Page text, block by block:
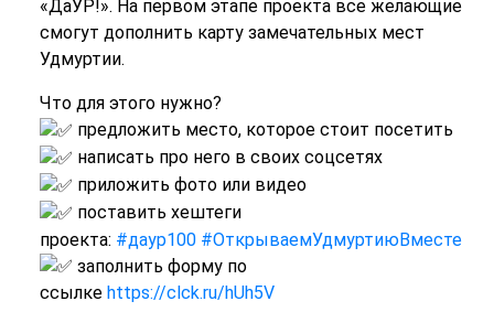
«ДаУР!». На первом этапе проекта все желающие
смогут дополнить карту замечательных мест
Удмуртии.
Что для этого нужно?
предложить место, которое стоит посетить
написать про него в своих соцсетях
приложить фото или видео
поставить хештеги
проекта: #даур100 #ОткрываемУдмуртиюВместе
заполнить форму по
ссылке https://clck.ru/hUh5V